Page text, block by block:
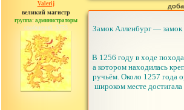
Valerij
великий магистр
группа: администраторы
сообщений: 3753 Замок Алленбург — замок
В 1256 году в ходе
а котором находилась
ручьём. Около 1257 года
широком месте